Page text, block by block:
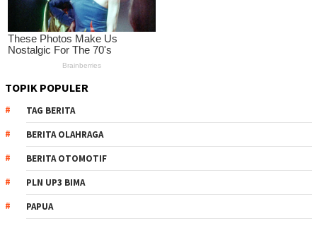
TOPIK POPULER
TAG BERITA
BERITA OLAHRAGA
BERITA OTOMOTIF
PLN UP3 BIMA
PAPUA